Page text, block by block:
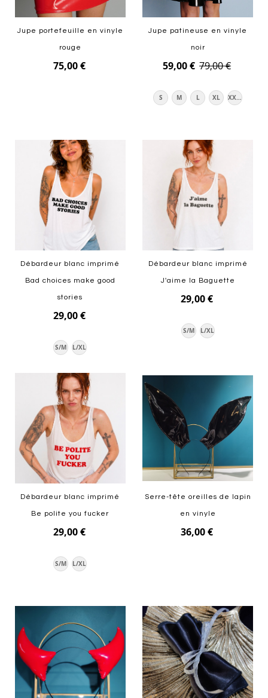
Jupe portefeuille en vinyle
rouge
75,00 €
Jupe patineuse en vinyle
noir
59,00 € 79,00 €
S M L XL XXXL
Débardeur blanc imprimé
Bad choices make good
stories
29,00 €
S/M L/XL
Ajouter au panier
Débardeur blanc imprimé
J'aime la Baguette
29,00 €
S/M L/XL
Débardeur blanc imprimé
Be polite you fucker
29,00 €
S/M L/XL
Serre-tête oreilles de lapin
en vinyle
36,00 €